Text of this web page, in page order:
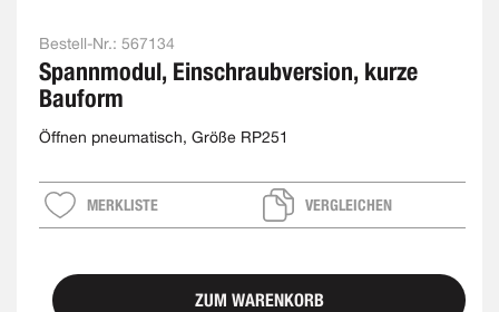
Bestell-Nr.: 567134
Spannmodul, Einschraubversion, kurze
Bauform
Öffnen pneumatisch, Größe RP251
MERKLISTE VERGLEICHEN
ZUM WARENKORB